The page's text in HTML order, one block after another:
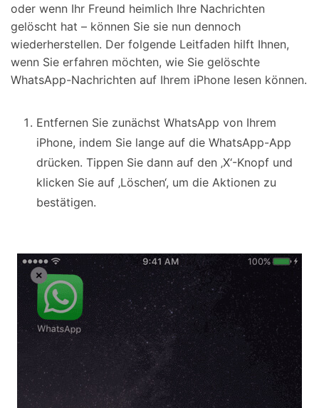
oder wenn Ihr Freund heimlich Ihre Nachrichten
gelöscht hat – können Sie sie nun dennoch
wiederherstellen. Der folgende Leitfaden hilft Ihnen,
wenn Sie erfahren möchten, wie Sie gelöschte
WhatsApp-Nachrichten auf Ihrem iPhone lesen können.
Entfernen Sie zunächst WhatsApp von Ihrem
iPhone, indem Sie lange auf die WhatsApp-App
drücken. Tippen Sie dann auf den ‚X‘-Knopf und
klicken Sie auf ‚Löschen‘, um die Aktionen zu
bestätigen.